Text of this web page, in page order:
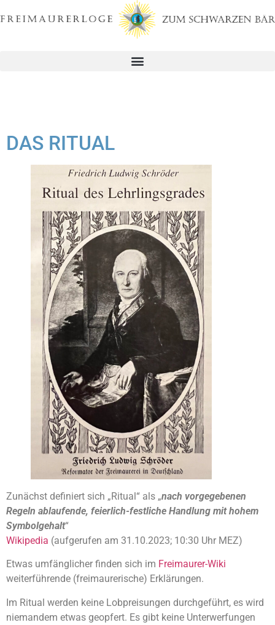
DAS RITUAL
Zunächst definiert sich „Ritual“ als „nach vorgegebenen
Regeln ablaufende, feierlich-festliche Handlung mit hohem
Symbolgehalt“
Wikipedia (aufgerufen am 31.10.2023; 10:30 Uhr MEZ)
Etwas umfänglicher finden sich im Freimaurer-Wiki
weiterführende (freimaurerische) Erklärungen.
Im Ritual werden keine Lobpreisungen durchgeführt, es wird
niemandem etwas geopfert. Es gibt keine Unterwerfungen